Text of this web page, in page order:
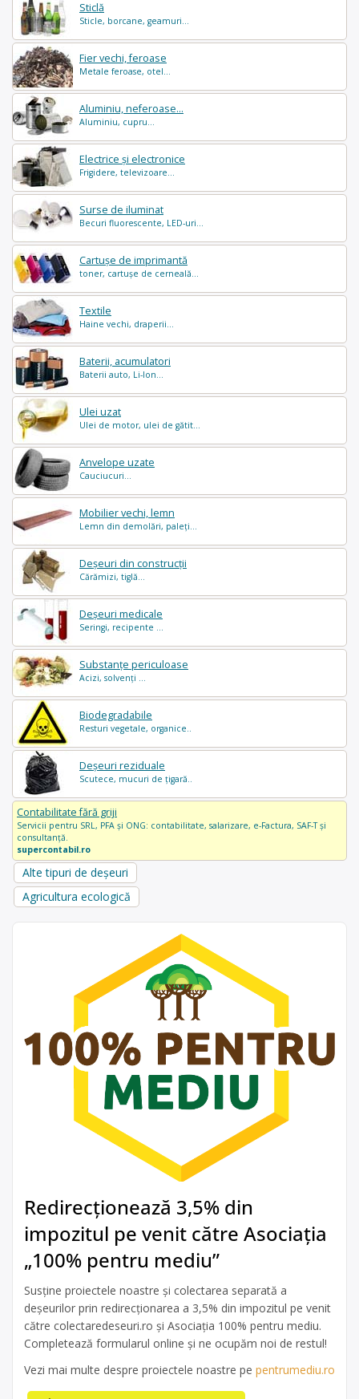
Sticlă
Sticle, borcane, geamuri...
Fier vechi, feroase
Metale feroase, otel...
Aluminiu, neferoase...
Aluminiu, cupru...
Electrice și electronice
Frigidere, televizoare...
Surse de iluminat
Becuri fluorescente, LED-uri...
Cartușe de imprimantă
toner, cartușe de cerneală...
Textile
Haine vechi, draperii...
Baterii, acumulatori
Baterii auto, Li-Ion...
Ulei uzat
Ulei de motor, ulei de gătit...
Anvelope uzate
Cauciucuri...
Mobilier vechi, lemn
Lemn din demolări, paleți...
Deșeuri din construcții
Cărămizi, tiglă...
Deșeuri medicale
Seringi, recipente ...
Substanțe periculoase
Acizi, solvenți ...
Biodegradabile
Resturi vegetale, organice..
Deșeuri reziduale
Scutece, mucuri de țigară..
Contabilitate fără griji
Servicii pentru SRL, PFA și ONG: contabilitate, salarizare, e-Factura, SAF-T și
consultanță.
supercontabil.ro
Alte tipuri de deșeuri
Agricultura ecologică
Redirecționează 3,5% din
impozitul pe venit către Asociația
„100% pentru mediu”
Susține proiectele noastre și colectarea separată a
deșeurilor prin redirecționarea a 3,5% din impozitul pe venit
către colectaredeseuri.ro și Asociația 100% pentru mediu.
Completează formularul online și ne ocupăm noi de restul!
Vezi mai multe despre proiectele noastre pe pentrumediu.ro